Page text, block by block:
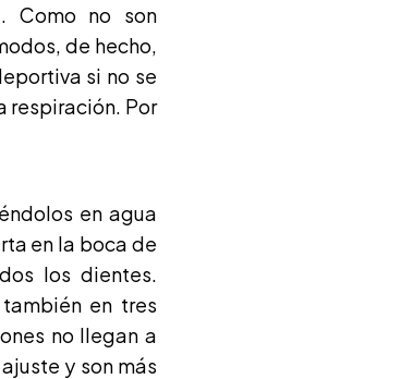
Como no son
de hecho,
si no se
respiración. Por
en agua
en la boca de
los dientes.
en tres
no llegan a
y son más